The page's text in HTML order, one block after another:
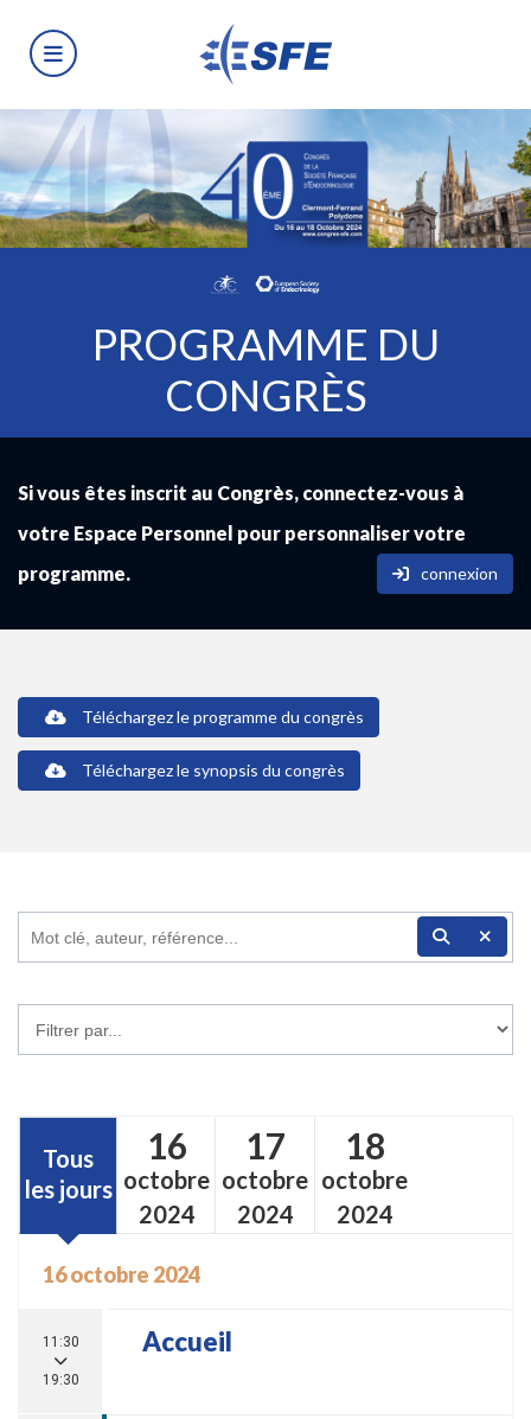
PROGRAMME DU
CONGRÈS
Si vous êtes inscrit au Congrès, connectez-vous à
votre Espace Personnel pour personnaliser votre
programme.
connexion
Téléchargez le programme du congrès
Téléchargez le synopsis du congrès
Tous
les jours
16
octobre
2024
17
octobre
2024
18
octobre
2024
16 octobre 2024
11:30
19:30
Accueil